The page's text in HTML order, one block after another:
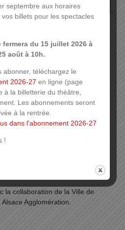
Deux courts-métrages vous
, suivi de
lointain, la vie sur Terre semble
espèrent survivre en s’envolant
en toute hâte sur Mars. Seule
se dit que la situation n’est
la collaboration de la Ville de
Agglomération.
septembre aux horaires
billets pour les spectacles
du 15 juillet 2026 à
août à 10h.
abonner, téléchargez le
2026-27 en ligne (page
à la billetterie du théâtre,
Les abonnements seront
à la rentrée.
dans l'abonnement 2026-27
!